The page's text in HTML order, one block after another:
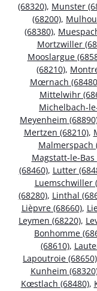
(68320), Munster
(68200),
(68380),
Mortzwiller
Mooslargue
(68210),
Mœrnach
Mittelwihr
Michelbach-
Meyenheim
Mertzen (68210),
Malmerspach
Magstatt-le-Bas
(68460), Lutter
Luemschwiller
(68280), Linthal
Lièpvre (68660),
Leymen (68220),
Bonhomme
(68610),
Lapoutroie (68650)
Kunheim
Kœstlach (68480),